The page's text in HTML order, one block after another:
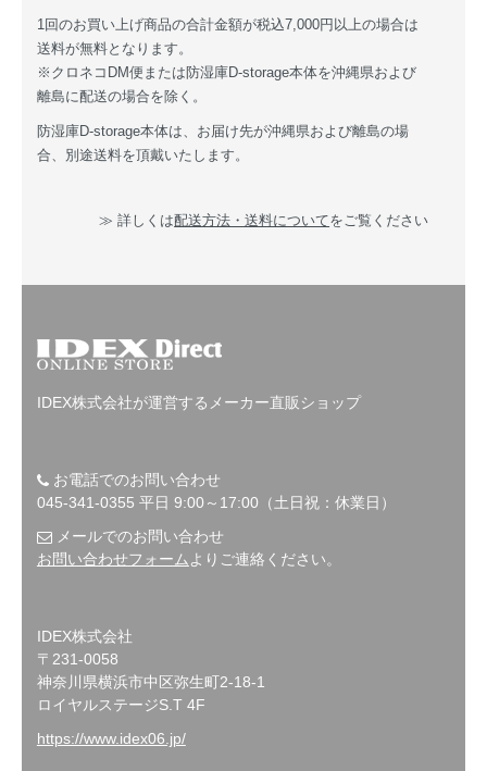
1回のお買い上げ商品の合計金額が税込7,000円以上の場合は
送料が無料となります。
※クロネコDM便または防湿庫D-storage本体を沖縄県および
離島に配送の場合を除く。
防湿庫D-storage本体は、お届け先が沖縄県および離島の場
合、別途送料を頂戴いたします。
≫ 詳しくは配送方法・送料についてをご覧ください
IDEX株式会社が運営するメーカー直販ショップ
お電話でのお問い合わせ
045-341-0355 平日 9:00～17:00（土日祝：休業日）
メールでのお問い合わせ
お問い合わせフォーム よりご連絡ください。
IDEX株式会社
〒231-0058
神奈川県横浜市中区弥生町2-18-1
ロイヤルステージS.T 4F
https://www.idex06.jp/